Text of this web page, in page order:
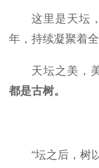
这里是天坛
年，持续凝聚着
天坛之美，
都是古树。
“坛之后，树